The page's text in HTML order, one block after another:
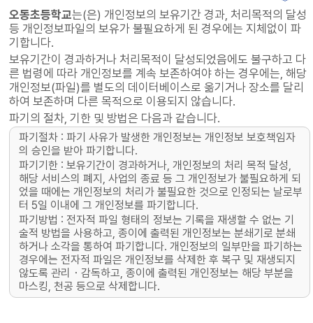
오동초등학교는(은) 개인정보의 보유기간 경과, 처리목적의 달성
등 개인정보파일의 보유가 불필요하게 된 경우에는 지체없이 파
기합니다.
보유기간이 경과하거나 처리목적이 달성되었음에도 불구하고 다
른 법령에 따라 개인정보를 계속 보존하여야 하는 경우에는, 해당
개인정보(파일)를 별도의 데이터베이스로 옮기거나 장소를 달리
하여 보존하며 다른 목적으로 이용되지 않습니다.
파기의 절차, 기한 및 방법은 다음과 같습니다.
파기절차 : 파기 사유가 발생한 개인정보는 개인정보 보호책임자
의 승인을 받아 파기합니다.
파기기한 : 보유기간이 경과하거나, 개인정보의 처리 목적 달성,
해당 서비스의 폐지, 사업의 종료 등 그 개인정보가 불필요하게 되
었을 때에는 개인정보의 처리가 불필요한 것으로 인정되는 날로부
터 5일 이내에 그 개인정보를 파기합니다.
파기방법 : 전자적 파일 형태의 정보는 기록을 재생할 수 없는 기
술적 방법을 사용하고, 종이에 출력된 개인정보는 분쇄기로 분쇄
하거나 소각을 통하여 파기합니다. 개인정보의 일부만을 파기하는
경우에는 전자적 파일은 개인정보를 삭제한 후 복구 및 재생되지
않도록 관리・감독하고, 종이에 출력된 개인정보는 해당 부분을
마스킹, 천공 등으로 삭제합니다.